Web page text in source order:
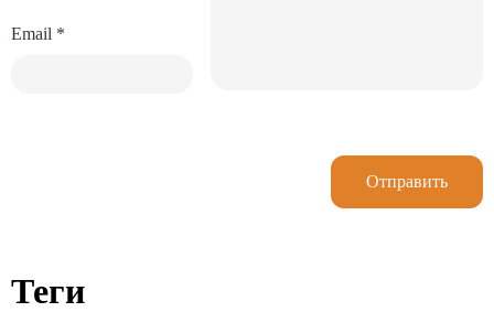
Email *
Отправить
Теги